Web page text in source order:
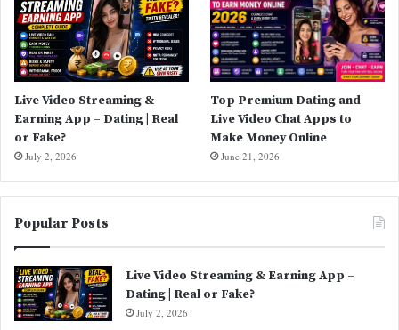
Live Video Streaming &
Earning App – Dating | Real
or Fake?
July 2, 2026
Top Premium Dating and
Live Video Chat Apps to
Make Money Online
June 21, 2026
Popular Posts
Live Video Streaming & Earning App –
Dating | Real or Fake?
July 2, 2026